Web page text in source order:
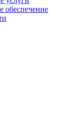
обеспечение